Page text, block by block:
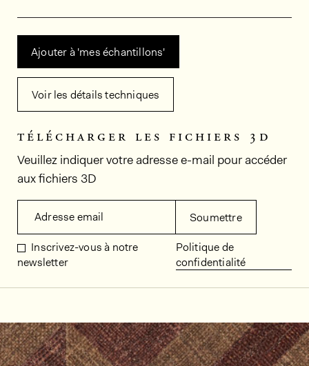
Ajouter à 'mes échantillons'
Voir les détails techniques
télécharger les fichiers 3d
Veuillez indiquer votre adresse e-mail pour accéder
aux fichiers 3D
Adresse email Soumettre
Inscrivez-vous à notre
newsletter
Politique de
confidentialité